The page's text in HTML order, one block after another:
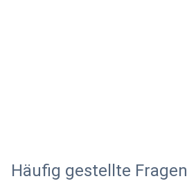
Häufig gestellte Fragen